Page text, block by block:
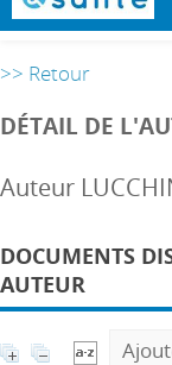
>> Retour
DÉTAIL DE
Auteur
DOCUMENTS
AUTEUR